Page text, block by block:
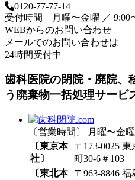
0120-77-77-14
受付時間 月曜〜金曜 ／ 9:00
WEBからのお問い合わせ
メールでのお問い合わせは
24時間受付中
歯科医院の閉院・廃院、
う廃棄物一括処理サービ
〔営業時間〕 月曜〜金
〔東京本
社〕
〒173-0025
町30-6＃103
〔東北本
〒963-8846